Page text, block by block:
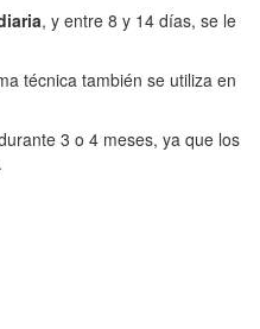
, y entre 8 y 14 días, se le
técnica también se utiliza en
3 o 4 meses, ya que los
.